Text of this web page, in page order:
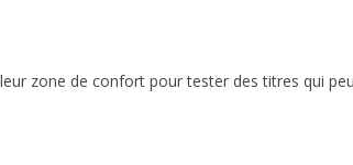
zone de confort pour tester des titres qui